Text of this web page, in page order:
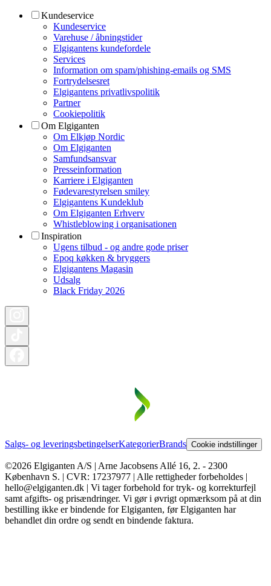
Kundeservice
Kundeservice
Varehuse / åbningstider
Elgigantens kundefordele
Services
Information om spam/phishing-emails og SMS
Fortrydelsesret
Elgigantens privatlivspolitik
Partner
Cookiepolitik
Om Elgiganten
Om Elkjøp Nordic
Om Elgiganten
Samfundsansvar
Presseinformation
Karriere i Elgiganten
Fødevarestyrelsen smiley
Elgigantens Kundeklub
Om Elgiganten Erhverv
Whistleblowing i organisationen
Inspiration
Ugens tilbud - og andre gode priser
Epoq køkken & bryggers
Elgigantens Magasin
Udsalg
Black Friday 2026
Salgs- og leveringsbetingelserKategorierBrands Cookie indstillinger
©2026 Elgiganten A/S | Arne Jacobsens Allé 16, 2. - 2300
København S. | CVR: 17237977 | Alle rettigheder forbeholdes |
hello@elgiganten.dk | Vi tager forbehold for tryk- og korrekturfejl
samt afgifts- og prisændringer. Vi gør i øvrigt opmærksom på at din
bestilling ikke er bindende for Elgiganten, før Elgiganten har
behandlet din ordre og sendt en bindende faktura.